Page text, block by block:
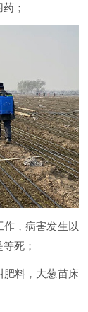
；
作，病害发生以
死；
肥料，大葱苗床